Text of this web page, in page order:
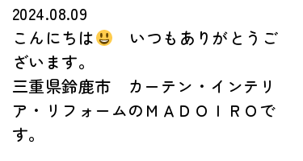
2024.08.09
こんにちは
いつもありがとうご
ざいます。
三重県鈴鹿市 カーテン・インテリ
ア・リフォームのＭＡＤＯＩＲＯで
す。